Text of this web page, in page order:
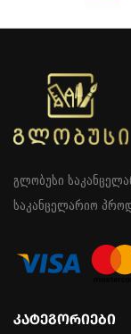
გლობუსი
საკანცელარიო
ᲙᲐᲢᲔᲒᲝᲠᲘᲔᲑᲘ